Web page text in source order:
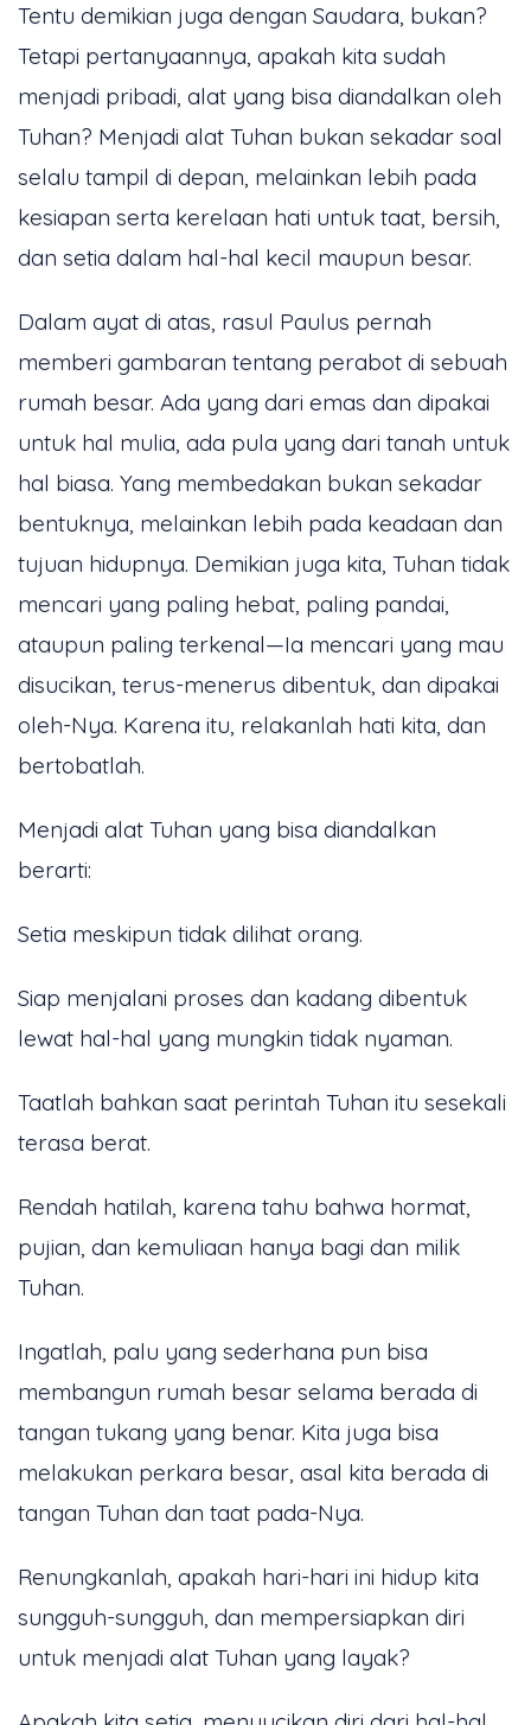
Tentu demikian juga dengan Saudara, bukan?
Tetapi pertanyaannya, apakah kita sudah
menjadi pribadi, alat yang bisa diandalkan oleh
Tuhan? Menjadi alat Tuhan bukan sekadar soal
selalu tampil di depan, melainkan lebih pada
kesiapan serta kerelaan hati untuk taat, bersih,
dan setia dalam hal-hal kecil maupun besar.
Dalam ayat di atas, rasul Paulus pernah
memberi gambaran tentang perabot di sebuah
rumah besar. Ada yang dari emas dan dipakai
untuk hal mulia, ada pula yang dari tanah untuk
hal biasa. Yang membedakan bukan sekadar
bentuknya, melainkan lebih pada keadaan dan
tujuan hidupnya. Demikian juga kita, Tuhan tidak
mencari yang paling hebat, paling pandai,
ataupun paling terkenal—Ia mencari yang mau
disucikan, terus-menerus dibentuk, dan dipakai
oleh-Nya. Karena itu, relakanlah hati kita, dan
bertobatlah.
Menjadi alat Tuhan yang bisa diandalkan
berarti:
Setia meskipun tidak dilihat orang.
Siap menjalani proses dan kadang dibentuk
lewat hal-hal yang mungkin tidak nyaman.
Taatlah bahkan saat perintah Tuhan itu sesekali
terasa berat.
Rendah hatilah, karena tahu bahwa hormat,
pujian, dan kemuliaan hanya bagi dan milik
Tuhan.
Ingatlah, palu yang sederhana pun bisa
membangun rumah besar selama berada di
tangan tukang yang benar. Kita juga bisa
melakukan perkara besar, asal kita berada di
tangan Tuhan dan taat pada-Nya.
Renungkanlah, apakah hari-hari ini hidup kita
sungguh-sungguh, dan mempersiapkan diri
untuk menjadi alat Tuhan yang layak?